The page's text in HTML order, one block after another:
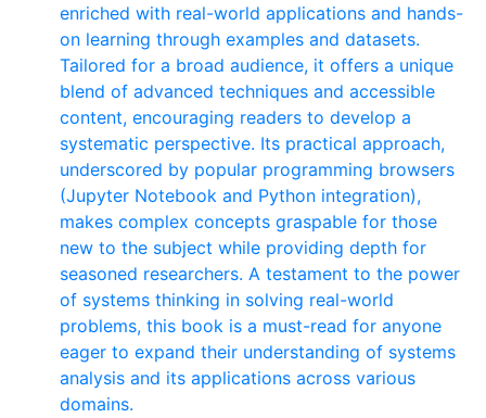
enriched with real-world applications and hands-
on learning through examples and datasets.
Tailored for a broad audience, it offers a unique
blend of advanced techniques and accessible
content, encouraging readers to develop a
systematic perspective. Its practical approach,
underscored by popular programming browsers
(Jupyter Notebook and Python integration),
makes complex concepts graspable for those
new to the subject while providing depth for
seasoned researchers. A testament to the power
of systems thinking in solving real-world
problems, this book is a must-read for anyone
eager to expand their understanding of systems
analysis and its applications across various
domains.